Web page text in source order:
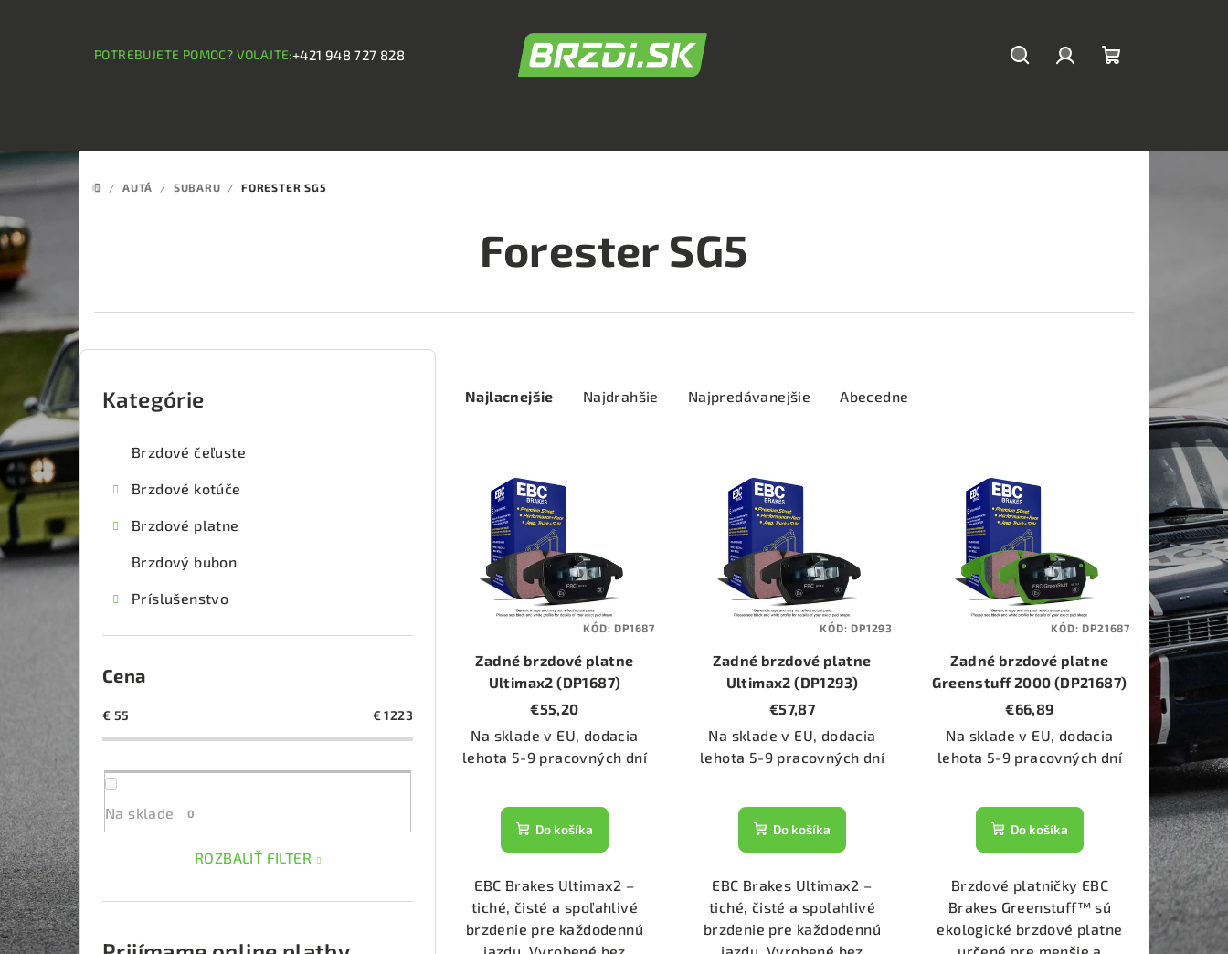
POTREBUJETE POMOC? VOLAJTE:+421 948 727 828
DOMOV
/ AUTÁ / SUBARU / FORESTER SG5
Forester SG5
B
o
č
ý
p
a
Preskočiť
kategórie
Kategórie
Brzdové čeľuste
Brzdové kotúče
Brzdové platne
Brzdový bubon
Príslušenstvo
Cena
€ 55 €1223
Na sklade 0
ROZBALIŤ FILTER
a
u
Najlacnejšie Najdrahšie Najpredávanejšie Abecedne
d
v
Zadné brzdové platne
Ultimax2 (DP1687)
€55,20
Na sklade v EU, dodacia
lehota 5-9 pracovných dní
Do košíka
EBC Brakes Ultimax2 –
tiché, čisté a spoľahlivé
brzdenie pre každodennú
KÓD:DP1687
Zadné brzdové platne
Ultimax2 (DP1293)
€57,87
Na sklade v EU, dodacia
lehota 5-9 pracovných dní
Do košíka
EBC Brakes Ultimax2 –
tiché, čisté a spoľahlivé
brzdenie pre každodennú
KÓD:DP1293
Zadné brzdové platne
Greenstuff 2000 (DP21687)
€66,89
Na sklade v EU, dodacia
lehota 5-9 pracovných dní
Do košíka
Brzdové platničky EBC
Brakes Greenstuff™ sú
ekologické brzdové platne
KÓD:DP21687